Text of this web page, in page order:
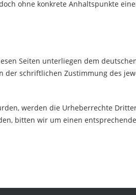
ohne konkrete Anhaltspunkte
Seiten unterliegen dem
schriftlichen Zustimmung des
werden die Urheberrechte
bitten wir um einen